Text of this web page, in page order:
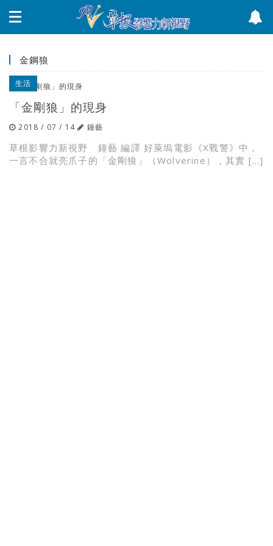
金鋼狼
生活
「金剛狼」的現身
2018 / 07 / 14 鐘藝
草根影響力新視野 鐘藝 編譯 好萊塢電影《X戰警》中，
一言不合就亮爪子的「金剛狼」（Wolverine），其實 […]